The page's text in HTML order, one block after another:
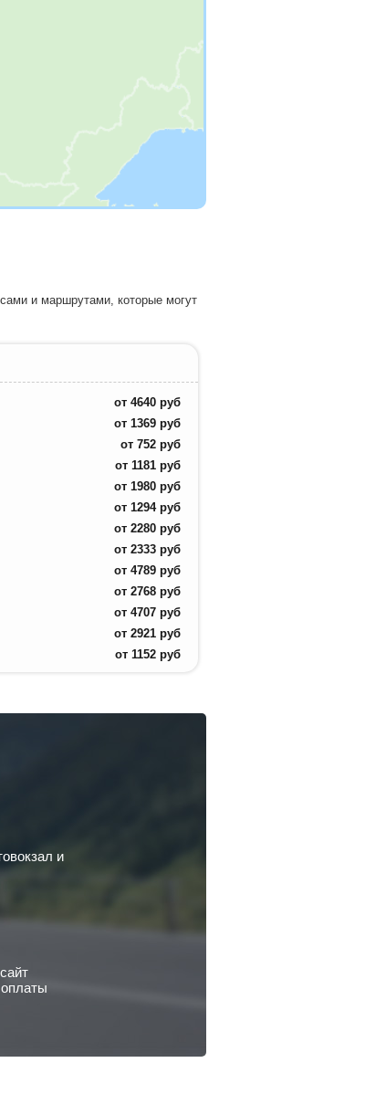
и маршрутами, которые могут
от 4640 руб
от 1369 руб
от 752 руб
от 1181 руб
от 1980 руб
от 1294 руб
от 2280 руб
от 2333 руб
от 4789 руб
от 2768 руб
от 4707 руб
от 2921 руб
от 1152 руб
и